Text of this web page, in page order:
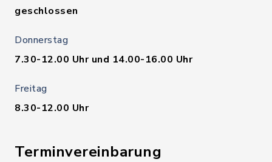
geschlossen
Donnerstag
7.30-12.00 Uhr und 14.00-16.00 Uhr
Freitag
8.30-12.00 Uhr
Terminvereinbarung